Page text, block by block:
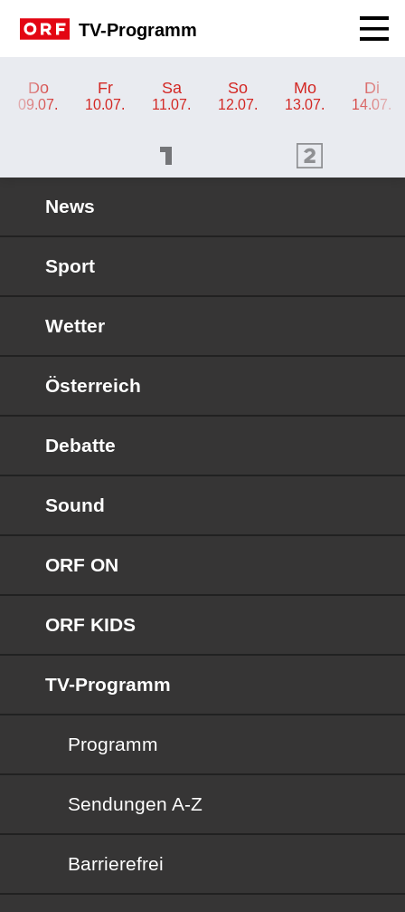
TV-Programm
Do
09.07.
Fr
10.07.
Sa
11.07.
So
12.07.
Mo
13.07.
Di
14.07.
ORF 2 Programm
News
Sport
Wetter
Österreich
Debatte
Sound
ORF ON
ORF KIDS
TV-Programm
Programm
Sendungen von A bis Z
Sendungen A-Z
Barrierefrei
Barrierefrei